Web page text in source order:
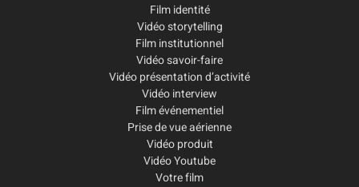
Film identité
Vidéo storytelling
Film institutionnel
Vidéo savoir-faire
Vidéo présentation d’activité
Vidéo interview
Film événementiel
Prise de vue aérienne
Vidéo produit
Vidéo Youtube
Votre film